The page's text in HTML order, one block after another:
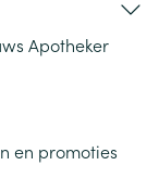
Apotheker
en promoties